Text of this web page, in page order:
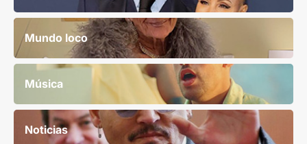
Mundo loco
Música
Noticias